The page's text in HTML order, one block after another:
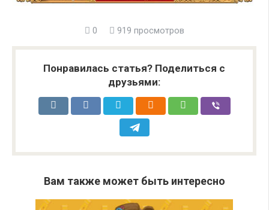
0 919 просмотров
Понравилась статья? Поделиться с
друзьями:
Вам также может быть интересно